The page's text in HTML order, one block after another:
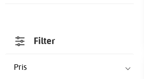
Filter
Pris